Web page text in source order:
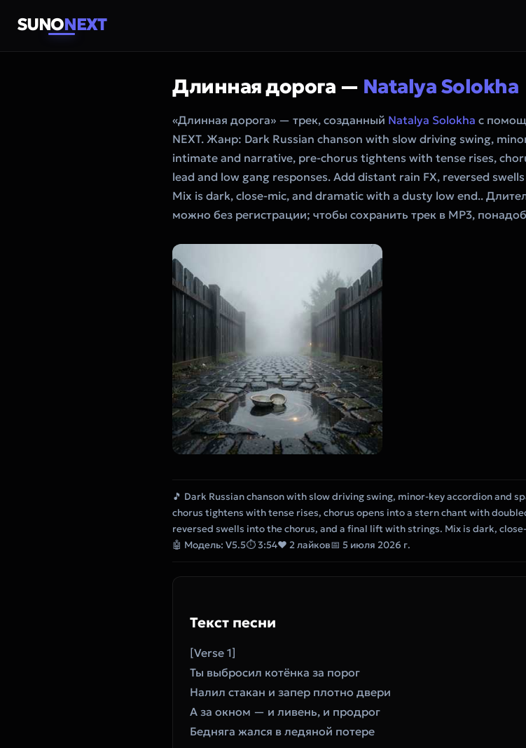
SUNONEXT
Длинная дорога — Natalya Solokha
«Длинная дорога» — трек, созданный Natalya Solokha с
NEXT. Жанр: Dark Russian chanson with slow driving swing,
intimate and narrative, pre-chorus tightens with tense rises,
lead and low gang responses. Add distant rain FX, reversed
Mix is dark, close-mic, and dramatic with a dusty low end..
можно без регистрации; чтобы сохранить трек в MP3,
🎵 Dark Russian chanson with slow driving swing, minor-key accordion and
chorus tightens with tense rises, chorus opens into a stern chant with
reversed swells into the chorus, and a final lift with strings. Mix is dark,
🤖 Модель: V5.5⏱ 3:54❤ 2 лайков📅 5 июля 2026 г.
Текст песни
[Verse 1]
Ты выбросил котёнка за порог
Налил стакан и запер плотно двери
А за окном — и ливень, и продрог
Бедняга жался в ледяной потере